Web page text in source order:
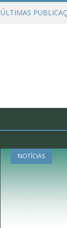
ÚLTIMAS
NOTÍCIAS